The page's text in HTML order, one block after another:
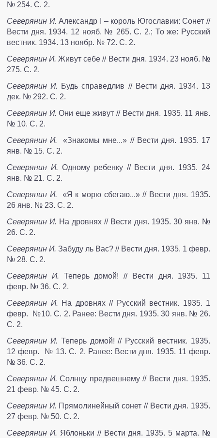
№ 254. С. 2.
Северянин И. Александр I – король Югославии: Сонет //
Вести дня. 1934. 12 нояб. № 265. С. 2.; То же: Русский
вестник. 1934. 13 ноябр. № 72. С. 2.
Северянин И. Живут себе // Вести дня. 1934. 23 нояб. №
275. С. 2.
Северянин И. Будь справедлив // Вести дня. 1934. 13
дек. № 292. С. 2.
Северянин И.Они еще живут // Вести дня. 1935. 11 янв.
№ 10. С. 2.
Северянин И. «Знакомы мне...» // Вести дня. 1935. 17
янв. № 15. С. 2.
Северянин И. Одному ребенку // Вести дня. 1935. 24
янв. № 21. С. 2.
Северянин И. «Я к морю сбегаю...» // Вести дня. 1935.
26 янв. № 23. С. 2.
Северянин И. На дровнях // Вести дня. 1935. 30 янв. №
26. С. 2.
Северянин И. Забуду ль Вас? // Вести дня. 1935. 1 февр.
№ 28. С. 2.
Северянин И. Теперь домой! // Вести дня. 1935. 11
февр. № 36. С. 2.
Северянин И. На дровнях // Русский вестник. 1935. 1
февр. №10. С. 2. Ранее: Вести дня. 1935. 30 янв. № 26.
С. 2.
Северянин И. Теперь домой! // Русский вестник. 1935.
12 февр. № 13. С. 2. Ранее: Вести дня. 1935. 11 февр.
№ 36. С. 2.
Северянин И.Солнцу предвешнему // Вести дня. 1935.
21 февр. № 45. С. 2.
Северянин И. Прямолинейный сонет // Вести дня. 1935.
27 февр. № 50. С. 2.
Северянин И. Яблоньки // Вести дня. 1935. 5 марта. №